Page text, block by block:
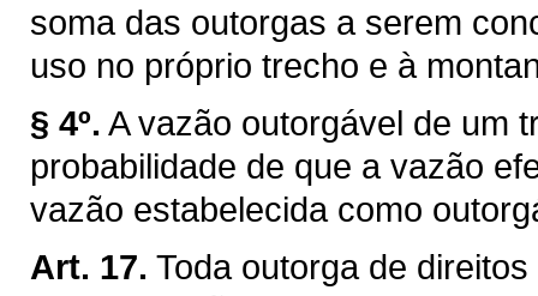
soma das outorgas a serem
uso no próprio trecho e à
§ 4º. A vazão outorgável de um
probabilidade de que a vazão
vazão estabelecida como
Art. 17. Toda outorga de